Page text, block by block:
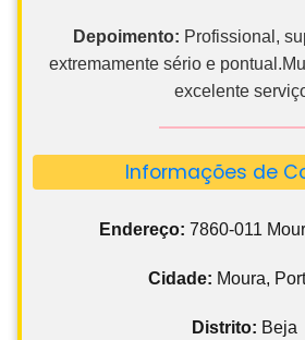
Depoimento: Profissional,
extremamente sério e
excelente
Informações de
Endereço: 7860-011
Cidade: Moura,
Distrito: Beja